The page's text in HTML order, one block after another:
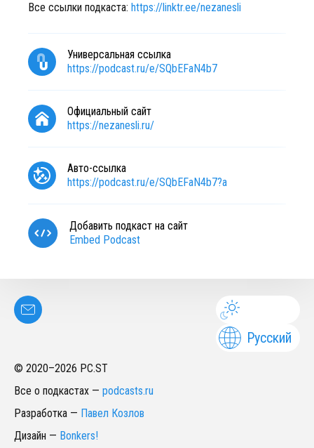
Все ссылки подкаста: https://linktr.ee/nezanesli
Универсальная ссылка
https://podcast.ru/e/SQbEFaN4b7
Официальный сайт
https://nezanesli.ru/
Авто-ссылка
https://podcast.ru/e/SQbEFaN4b7?a
Добавить подкаст на сайт
Embed Podcast
Русский
© 2020–2026 PC.ST
Все о подкастах — podcasts.ru
Разработка — Павел Козлов
Дизайн — Bonkers!